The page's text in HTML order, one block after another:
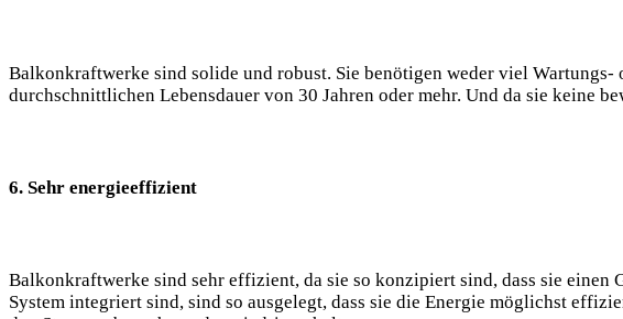
Balkonkraftwerke sind solide und robust.‍ Sie benötigen weder viel
‍durchschnittlichen⁢ Lebensdauer⁣ von 30 Jahren oder ​mehr. Und da sie ⁤keine
6. Sehr energieeffizient
Balkonkraftwerke sind sehr​ effizient, da sie so konzipiert sind, ⁣dass sie einen⁣
System integriert sind, sind ​so ausgelegt,​ dass sie‍ die ⁣Energie möglichst